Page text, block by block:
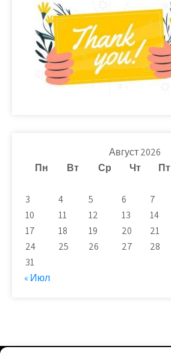
Август 2026
Пн
Вт Ср Чт Пт
3
4 5 6 7
10
11 12 13 14
17
18 19 20 21
24
25 26 27 28
31
« Июл